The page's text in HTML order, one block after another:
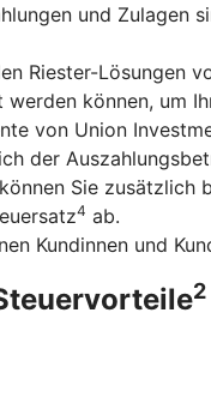
und Zulagen
Riester-Lösungen
können, um
von Union
der
Sie zusätzlich
4 ab.
Kundinnen und
2